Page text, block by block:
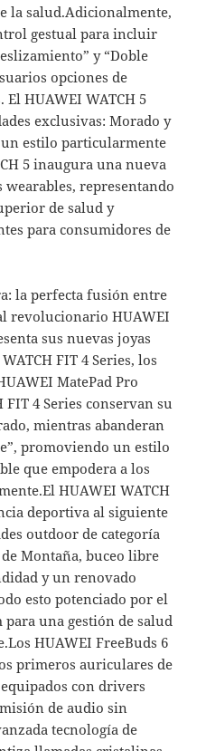
la salud.Adicionalmente,
gestual para incluir
y “Doble
opciones de
HUAWEI WATCH 5
exclusivas: Morado y
estilo particularmente
5 inaugura una nueva
representando
de salud y
para consumidores de
la perfecta fusión entre
revolucionario HUAWEI
sus nuevas joyas
FIT 4 Series, los
MatePad Pro
FIT 4 Series conservan su
mientras abanderan
promoviendo un estilo
que empodera a los
HUAWEI WATCH
deportiva al siguiente
outdoor de categoría
Montaña, buceo libre
y un renovado
esto potenciado por el
para una gestión de salud
HUAWEI FreeBuds 6
primeros auriculares de
con drivers
de audio sin
tecnología de